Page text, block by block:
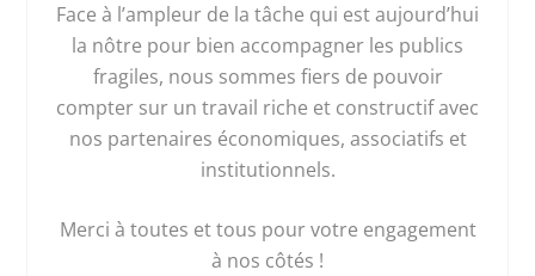
Face à l’ampleur de la tâche qui est aujourd’hui
la nôtre pour bien accompagner les publics
fragiles, nous sommes fiers de pouvoir
compter sur un travail riche et constructif avec
nos partenaires économiques, associatifs et
institutionnels.
Merci à toutes et tous pour votre engagement
à nos côtés !